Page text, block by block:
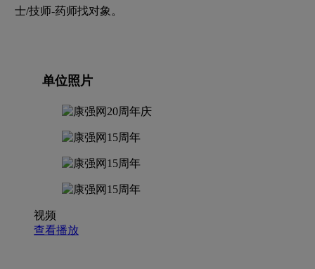
士/技师-药师找对象。
单位照片
视频
查看播放